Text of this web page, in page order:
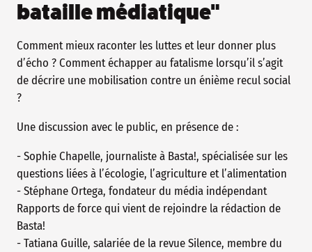
bataille médiatique"
Comment mieux raconter les luttes et leur donner plus
d’écho ? Comment échapper au fatalisme lorsqu’il s’agit
de décrire une mobilisation contre un énième recul social
?
Une discussion avec le public, en présence de :
- Sophie Chapelle, journaliste à Basta!, spécialisée sur les
questions liées à l’écologie, l’agriculture et l’alimentation
- Stéphane Ortega, fondateur du média indépendant
Rapports de force qui vient de rejoindre la rédaction de
Basta!
- Tatiana Guille, salariée de la revue Silence, membre du